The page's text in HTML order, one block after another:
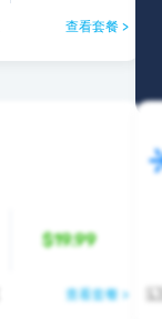
查看套餐 >
$19.99
查看套餐 >